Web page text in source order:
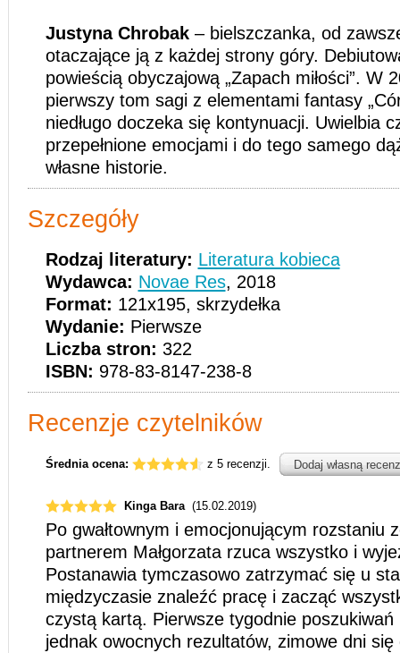
Justyna Chrobak– bielszczanka, od
otaczające ją z każdej strony góry.
powieścią obyczajową „Zapach miłości”. W
pierwszy tom sagi z elementami fantasy
niedługo doczeka się kontynuacji. Uwielbia
przepełnione emocjami i do tego samego
własne historie.
Szczegóły
Rodzaj literatury: Literatura kobieca
Wydawca: Novae Res, 2018
Format: 121x195, skrzydełka
Wydanie: Pierwsze
Liczba stron: 322
ISBN: 978-83-8147-238-8
Recenzje czytelników
Średnia ocena: z 5 recenzji. Dodaj własną
Kinga Bara (15.02.2019)
Po gwałtownym i emocjonującym rozstaniu
partnerem Małgorzata rzuca wszystko i
Postanawia tymczasowo zatrzymać się u
międzyczasie znaleźć pracę i zacząć
czystą kartą. Pierwsze tygodnie poszukiwań
jednak owocnych rezultatów, zimowe dni się